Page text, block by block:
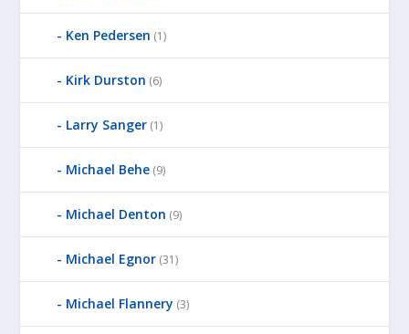
Ken Pedersen (1)
Kirk Durston (6)
Larry Sanger (1)
Michael Behe (9)
Michael Denton (9)
Michael Egnor (31)
Michael Flannery (3)